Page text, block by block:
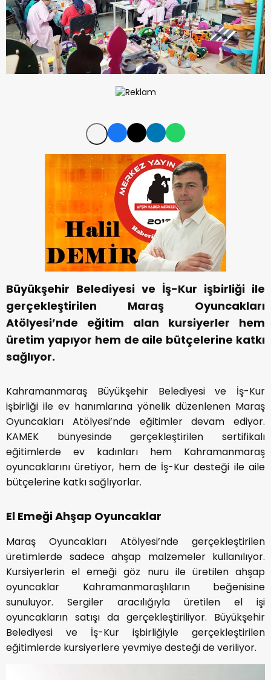
Büyükşehir Belediyesi ve İş-Kur işbirliği ile
gerçekleştirilen Maraş Oyuncakları
Atölyesi’nde eğitim alan kursiyerler hem
üretim yapıyor hem de aile bütçelerine katkı
sağlıyor.
Kahramanmaraş Büyükşehir Belediyesi ve İş-Kur
işbirliği ile ev hanımlarına yönelik düzenlenen Maraş
Oyuncakları Atölyesi’nde eğitimler devam ediyor.
KAMEK bünyesinde gerçekleştirilen sertifikalı
eğitimlerde ev kadınları hem Kahramanmaraş
oyuncaklarını üretiyor, hem de İş-Kur desteği ile aile
bütçelerine katkı sağlıyorlar.
El Emeği Ahşap Oyuncaklar
Maraş Oyuncakları Atölyesi’nde gerçekleştirilen
üretimlerde sadece ahşap malzemeler kullanılıyor.
Kursiyerlerin el emeği göz nuru ile üretilen ahşap
oyuncaklar Kahramanmaraşlıların beğenisine
sunuluyor. Sergiler aracılığıyla üretilen el işi
oyuncakların satışı da gerçekleştiriliyor. Büyükşehir
Belediyesi ve İş-Kur işbirliğiyle gerçekleştirilen
eğitimlerde kursiyerlere yevmiye desteği de veriliyor.